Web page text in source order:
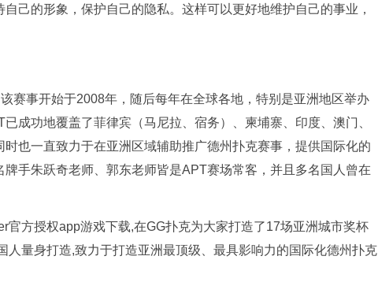
己的形象，保护自己的隐私。这样可以更好地维护自己的事业，
赛事开始于2008年，随后每年在全球各地，特别是亚洲地区举办
成功地覆盖了菲律宾（马尼拉、宿务）、柬埔寨、印度、澳门、
也一直致力于在亚洲区域辅助推广德州扑克赛事，提供国际化的
手朱跃奇老师、郭东老师皆是APT赛场常客，并且多名国人曾在
官方授权app游戏下载,在GG扑克为大家打造了17场亚洲城市奖杯
人量身打造,致力于打造亚洲最顶级、最具影响力的国际化德州扑克